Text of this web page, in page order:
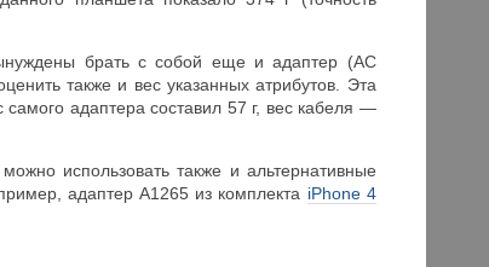
брать с собой еще и адаптер (AC
также и вес указанных атрибутов. Эта
адаптера составил 57 г, вес кабеля —
использовать также и альтернативные
адаптер A1265 из комплекта iPhone 4